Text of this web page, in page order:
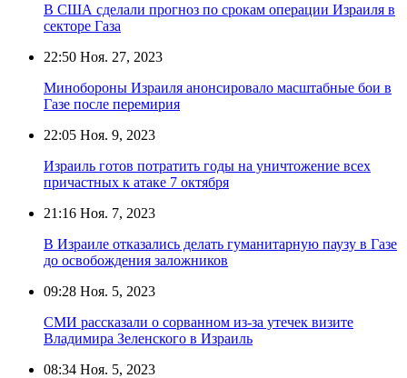
В США сделали прогноз по срокам операции Израиля в
секторе Газа
22:50 Ноя. 27, 2023
Минобороны Израиля анонсировало масштабные бои в
Газе после перемирия
22:05 Ноя. 9, 2023
Израиль готов потратить годы на уничтожение всех
причастных к атаке 7 октября
21:16 Ноя. 7, 2023
В Израиле отказались делать гуманитарную паузу в Газе
до освобождения заложников
09:28 Ноя. 5, 2023
СМИ рассказали о сорванном из-за утечек визите
Владимира Зеленского в Израиль
08:34 Ноя. 5, 2023